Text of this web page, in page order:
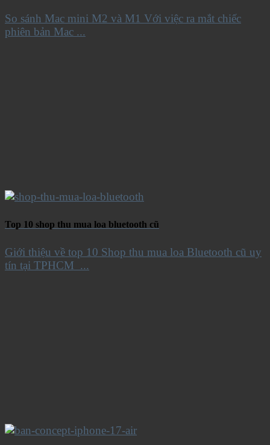
So sánh Mac mini M2 và M1 Với việc ra mắt chiếc
phiên bản Mac ...
Top 10 shop thu mua loa bluetooth cũ
Giới thiệu về top 10 Shop thu mua loa Bluetooth cũ uy
tín tại TPHCM ...